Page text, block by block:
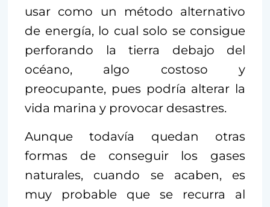
usar como un método alternativo
de energía, lo cual solo se consigue
perforando la tierra debajo del
océano, algo costoso y
preocupante, pues podría alterar la
vida marina y provocar desastres.
Aunque todavía quedan otras
formas de conseguir los gases
naturales, cuando se acaben, es
muy probable que se recurra al